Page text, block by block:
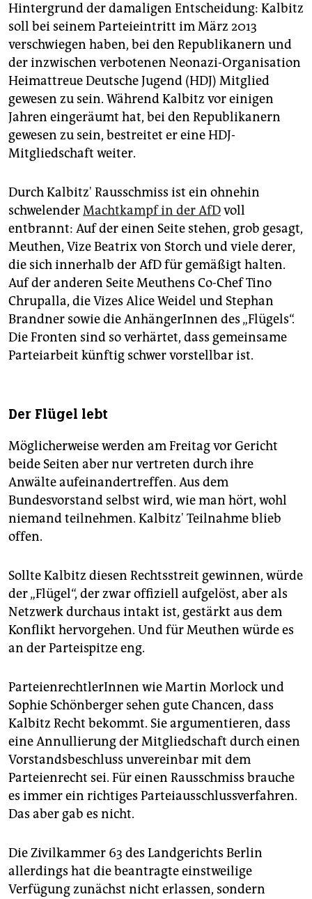
Hintergrund der damaligen Entscheidung: Kalbitz
soll bei seinem Parteieintritt im März 2013
verschwiegen haben, bei den Republikanern und
der inzwischen verbotenen Neonazi-Organisation
Heimattreue Deutsche Jugend (HDJ) Mitglied
gewesen zu sein. Während Kalbitz vor einigen
Jahren eingeräumt hat, bei den Republikanern
gewesen zu sein, bestreitet er eine HDJ-
Mitgliedschaft weiter.
Durch Kalbitz' Rausschmiss ist ein ohnehin
schwelenderMachtkampf in der AfDvoll
entbrannt: Auf der einen Seite stehen, grob gesagt,
Meuthen, Vize Beatrix von Storch und viele derer,
die sich innerhalb der AfD für gemäßigt halten.
Auf der anderen Seite Meuthens Co-Chef Tino
Chrupalla, die Vizes Alice Weidel und Stephan
Brandner sowie die AnhängerInnen des „Flügels“.
Die Fronten sind so verhärtet, dass gemeinsame
Parteiarbeit künftig schwer vorstellbar ist.
Der Flügel lebt
Möglicherweise werden am Freitag vor Gericht
beide Seiten aber nur vertreten durch ihre
Anwälte aufeinandertreffen. Aus dem
Bundesvorstand selbst wird, wie man hört, wohl
niemand teilnehmen. Kalbitz' Teilnahme blieb
offen.
Sollte Kalbitz diesen Rechtsstreit gewinnen, würde
der „Flügel“, der zwar offiziell aufgelöst, aber als
Netzwerk durchaus intakt ist, gestärkt aus dem
Konflikt hervorgehen. Und für Meuthen würde es
an der Parteispitze eng.
ParteienrechtlerInnen wie Martin Morlock und
Sophie Schönberger sehen gute Chancen, dass
Kalbitz Recht bekommt. Sie argumentieren, dass
eine Annullierung der Mitgliedschaft durch einen
Vorstandsbeschluss unvereinbar mit dem
Parteienrecht sei. Für einen Rausschmiss brauche
es immer ein richtiges Parteiausschlussverfahren.
Das aber gab es nicht.
Die Zivilkammer 63 des Landgerichts Berlin
allerdings hat die beantragte einstweilige
Verfügung zunächst nicht erlassen, sondern